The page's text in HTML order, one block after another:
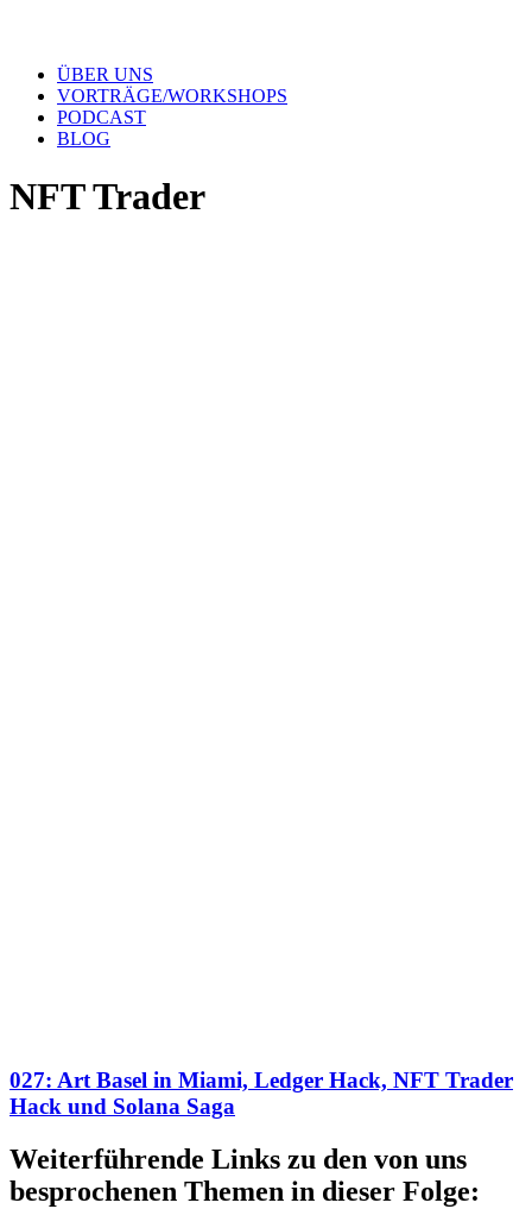
ÜBER UNS
VORTRÄGE/WORKSHOPS
PODCAST
BLOG
NFT Trader
027: Art Basel in Miami, Ledger Hack, NFT Trader
Hack und Solana Saga
Weiterführende Links zu den von uns
besprochenen Themen in dieser Folge: